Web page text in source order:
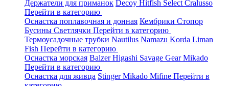
Держатели для приманок Decoy Hitfish Select Cralusso
Перейти в категорию
Оснастка поплавочная и донная Кембрики Стопор
Бусины Светлячки Перейти в категорию
Термоусадочные трубки Nautilus Namazu Korda Liman
Fish Перейти в категорию
Оснастка морская BalzerHigashi Savage GearMikado
Перейти в категорию
Оснастка для живца StingerMikado Mifine Перейти в